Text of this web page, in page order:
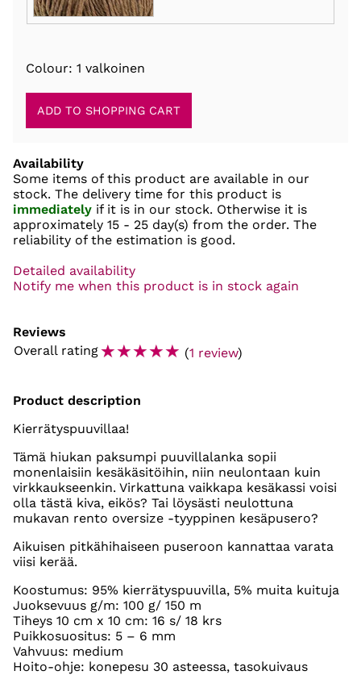
Colour: 1 valkoinen
Availability
Some items of this product are available in our
stock. The delivery time for this product is
immediately if it is in our stock. Otherwise it is
approximately 15 - 25 day(s) from the order. The
reliability of the estimation is good.
Detailed availability
Notify me when this product is in stock again
Reviews
Overall rating☆☆☆☆☆ (1 review)
Product description
Kierrätyspuuvillaa!
Tämä hiukan paksumpi puuvillalanka sopii
monenlaisiin kesäkäsitöihin, niin neulontaan kuin
virkkaukseenkin. Virkattuna vaikkapa kesäkassi voisi
olla tästä kiva, eikös? Tai löysästi neulottuna
mukavan rento oversize -tyyppinen kesäpusero?
Aikuisen pitkähihaiseen puseroon kannattaa varata
viisi kerää.
Koostumus: 95% kierrätyspuuvilla, 5% muita kuituja
Juoksevuus g/m: 100 g/ 150 m
Tiheys 10 cm x 10 cm: 16 s/ 18 krs
Puikkosuositus: 5 – 6 mm
Vahvuus: medium
Hoito-ohje: konepesu 30 asteessa, tasokuivaus